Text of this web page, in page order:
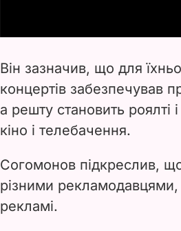
Він зазначив, що для
концертів забезпечував
а решту становить роялті
кіно і телебачення.
Согомонов підкреслив,
різними
рекламі.